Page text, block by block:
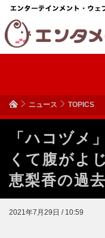
ニュース TOPICS
「ハコヅメ
くて腹がよ
恵梨香の過
2021年7月29日 / 10:59